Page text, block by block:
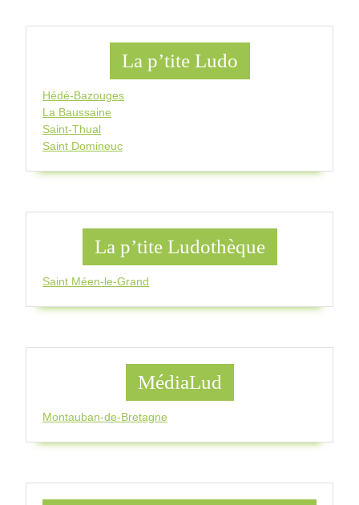
La p’tite Ludo
Hédé-Bazouges
La Baussaine
Saint-Thual
Saint Domineuc
La p’tite Ludothèque
Saint Méen-le-Grand
MédiaLud
Montauban-de-Bretagne